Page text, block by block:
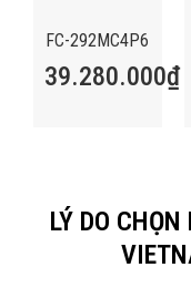
FC-292MC4P6
39.280.000₫
LÝ DO CHỌN